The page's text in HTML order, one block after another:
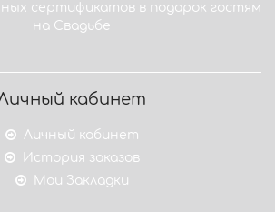
сертификатов в подарок гостям
на Свадьбе
кабинет
Личный кабинет
История заказов
Мои Закладки